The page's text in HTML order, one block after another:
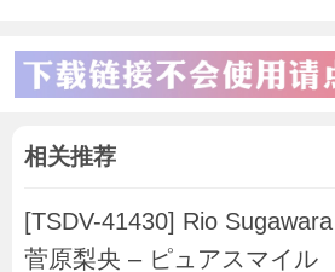
相关推荐
[TSDV-41430] Rio Sugawara
菅原梨央 – ピュアスマイル